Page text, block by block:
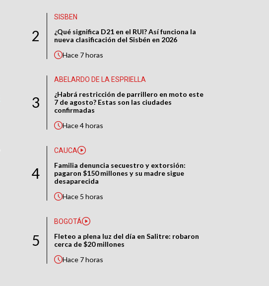
2
SISBEN
¿Qué significa D21 en el RUI? Así funciona la
nueva clasificación del Sisbén en 2026
Hace 7 horas
3
ABELARDO DE LA ESPRIELLA
¿Habrá restricción de parrillero en moto este
7 de agosto? Estas son las ciudades
confirmadas
Hace4 horas
4
CAUCA
Familia denuncia secuestro y extorsión:
pagaron $150 millones y su madre sigue
desaparecida
Hace 5 horas
5
BOGOTÁ
Fleteo a plena luz del día en Salitre: robaron
cerca de $20 millones
Hace 7 horas